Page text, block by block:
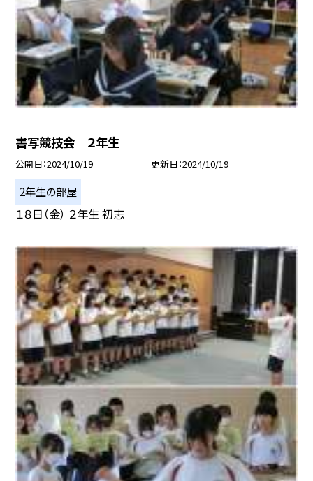
書写競技会 ２年生
公開日 2024/10/19 更新日 2024/10/19
2年生の部屋
１８日（金） ２年生 初志